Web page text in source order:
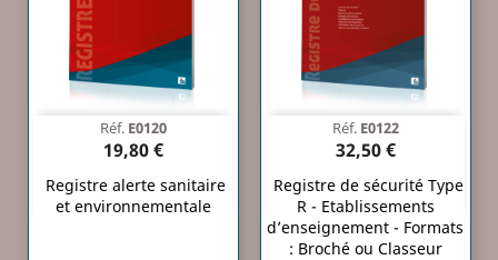
Réf. E0120
19,80 €
Registre alerte sanitaire
et environnementale
Réf. E0122
32,50 €
Registre de sécurité Type
R - Etablissements
d’enseignement - Formats
: Broché ou Classeur